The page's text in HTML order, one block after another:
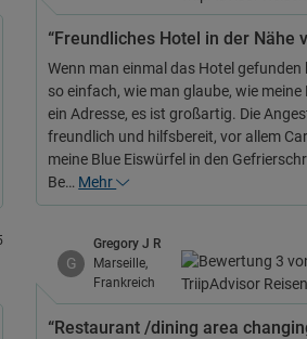
“Freundliches Hotel in der Nähe
Wenn man einmal das Hotel
so einfach, wie man glaube, wie
ein Adresse, es ist großartig. Die
freundlich und hilfsbereit, vor allem
meine Blue Eiswürfel in den
Be… Mehr
G
Gregory J R
Marseille,
Frankreich
“Restaurant /dining area